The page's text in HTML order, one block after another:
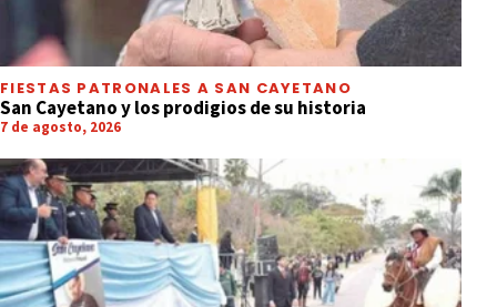
FIESTAS PATRONALES A SAN CAYETANO
San Cayetano y los prodigios de su historia
7 de agosto, 2026